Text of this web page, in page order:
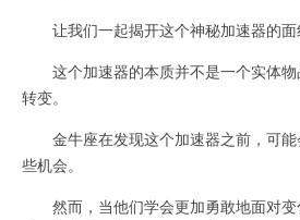
让我们一起揭开这个神秘加速器的面
这个加速器的本质并不是一个实体物
转变。
金牛座在发现这个加速器之前，可能
些机会。
然而，当他们学会更加勇敢地面对变